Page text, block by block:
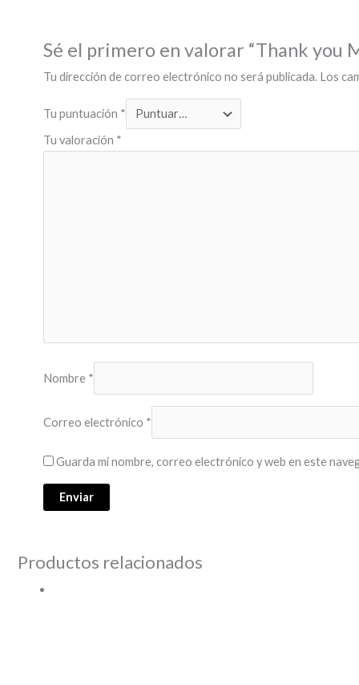
Sé el primero en valorar “Thank you
Tu dirección de correo electrónico no será publicada. Los
Tu puntuación *
Tu valoración *
Nombre *
Correo electrónico *
Guarda mi nombre, correo electrónico y web en este
Productos relacionados